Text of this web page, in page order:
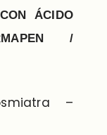
ÁCIDO
/
–